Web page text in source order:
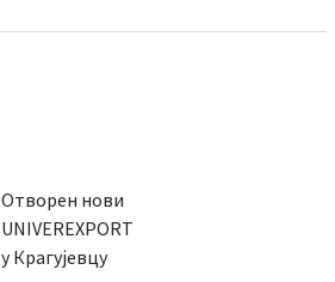
Отворен нови
UNIVEREXPORT
у Крагујевцу